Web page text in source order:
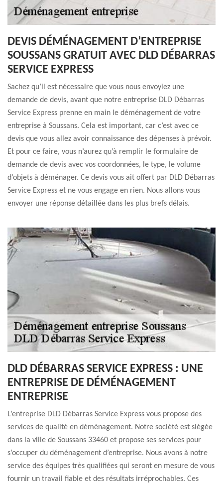
DEVIS DÉMÉNAGEMENT D’ENTREPRISE
SOUSSANS GRATUIT AVEC DLD DÉBARRAS
SERVICE EXPRESS
Sachez qu’il est nécessaire que vous nous envoyiez une
demande de devis, avant que notre entreprise DLD Débarras
Service Express prenne en main le déménagement de votre
entreprise à Soussans. Cela est important, car c’est avec ce
devis que vous allez avoir connaissance des dépenses à prévoir.
Et pour ce faire, vous n’aurez qu’à remplir le formulaire de
demande de devis avec vos coordonnées, le type, le volume
d’objets à déménager. Ce devis vous ait offert par DLD Débarras
Service Express et ne vous engage en rien. Nous allons vous
envoyer une réponse détaillée dans les plus brefs délais.
DLD DÉBARRAS SERVICE EXPRESS : UNE
ENTREPRISE DE DÉMÉNAGEMENT
ENTREPRISE
L’entreprise DLD Débarras Service Express vous propose des
services de qualité en déménagement. Notre société est siégée
dans la ville de Soussans 33460 et propose ses services pour
s’occuper du déménagement d’entreprise. Nous avons à notre
service des équipes très qualifiées qui seront en mesure de vous
fournir un travail fiable et des résultats irréprochables. Ces